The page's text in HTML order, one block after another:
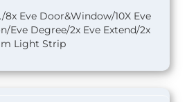
8x Eve Door&Window/10X Eve
Eve Degree/2x Eve Extend/2x
Light Strip